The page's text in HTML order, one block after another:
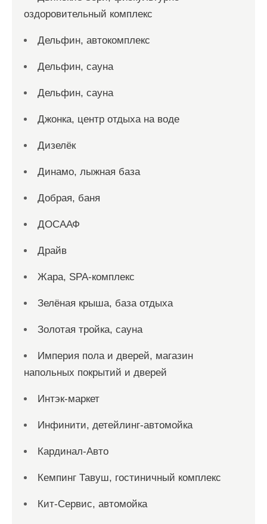
оздоровительный комплекс
Дельфин, автокомплекс
Дельфин, сауна
Дельфин, сауна
Джонка, центр отдыха на воде
Дизелёк
Динамо, лыжная база
Добрая, баня
ДОСААФ
Драйв
Жара, SPA-комплекс
Зелёная крыша, база отдыха
Золотая тройка, сауна
Империя пола и дверей, магазин
напольных покрытий и дверей
Интэк-маркет
Инфинити, детейлинг-автомойка
Кардинал-Авто
Кемпинг Тавуш, гостиничный комплекс
Кит-Сервис, автомойка